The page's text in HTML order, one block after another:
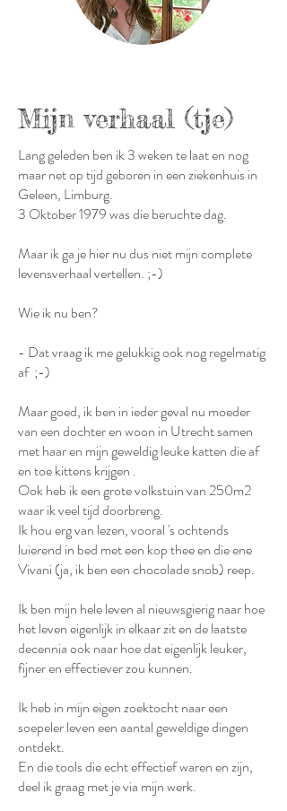
Mijn verhaal (tje)
Lang geleden ben ik 3 weken te laat en nog
maar net op tijd geboren in een ziekenhuis in
Geleen, Limburg.
3 Oktober 1979 was die beruchte dag.
Maar ik ga je hier nu dus niet mijn complete
levensverhaal vertellen. ;-)
Wie ik nu ben?
- Dat vraag ik me gelukkig ook nog regelmatig
af ;-)
Maar goed, ik ben in ieder geval nu moeder
van een dochter en woon in Utrecht samen
met haar en mijn geweldig leuke katten die af
en toe kittens krijgen .
Ook heb ik een grote volkstuin van 250m2
waar ik veel tijd doorbreng.
Ik hou erg van lezen, vooral 's ochtends
luierend in bed met een kop thee en die ene
Vivani (ja, ik ben een chocolade snob) reep.
Ik ben mijn hele leven al nieuwsgierig naar hoe
het leven eigenlijk in elkaar zit en de laatste
decennia ook naar hoe dat eigenlijk leuker,
fijner en effectiever zou kunnen.
Ik heb in mijn eigen zoektocht naar een
soepeler leven een aantal geweldige dingen
ontdekt.
En die tools die echt effectief waren en zijn,
deel ik graag met je via mijn werk.